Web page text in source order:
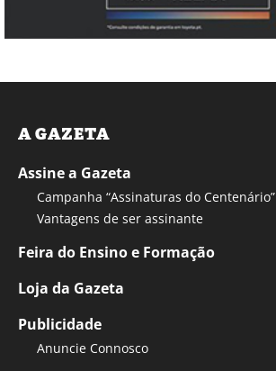
A GAZETA
Assine a Gazeta
Campanha “Assinaturas do Centenário”
Vantagens de ser assinante
Feira do Ensino e Formação
Loja da Gazeta
Publicidade
Anuncie Connosco